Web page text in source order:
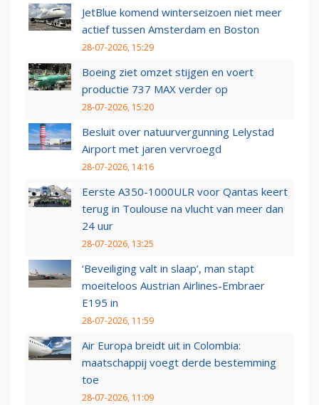
JetBlue komend winterseizoen niet meer
actief tussen Amsterdam en Boston
28-07-2026, 15:29
Boeing ziet omzet stijgen en voert
productie 737 MAX verder op
28-07-2026, 15:20
Besluit over natuurvergunning Lelystad
Airport met jaren vervroegd
28-07-2026, 14:16
Eerste A350-1000ULR voor Qantas keert
terug in Toulouse na vlucht van meer dan
24 uur
28-07-2026, 13:25
‘Beveiliging valt in slaap’, man stapt
moeiteloos Austrian Airlines-Embraer
E195 in
28-07-2026, 11:59
Air Europa breidt uit in Colombia:
maatschappij voegt derde bestemming
toe
28-07-2026, 11:09